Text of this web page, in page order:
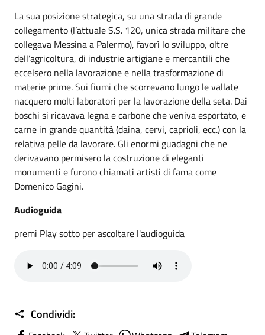
La sua posizione strategica, su una strada di grande
collegamento (l’attuale S.S. 120, unica strada militare che
collegava Messina a Palermo), favorì lo sviluppo, oltre
dell’agricoltura, di industrie artigiane e mercantili che
eccelsero nella lavorazione e nella trasformazione di
materie prime. Sui fiumi che scorrevano lungo le vallate
nacquero molti laboratori per la lavorazione della seta. Dai
boschi si ricavava legna e carbone che veniva esportato, e
carne in grande quantità (daina, cervi, caprioli, ecc.) con la
relativa pelle da lavorare. Gli enormi guadagni che ne
derivavano permisero la costruzione di eleganti
monumenti e furono chiamati artisti di fama come
Domenico Gagini.
Audioguida
premi Play sotto per ascoltare l'audioguida
Condividi: